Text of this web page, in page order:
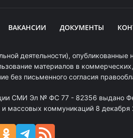
ВАКАНСИИ ДОКУМЕНТЫ
деятельности), опубликованные
материалов в
без письменного согласия
СМИ Эл № ФС 77 - 82356 выдано
массовых коммуникаций 8 декабря